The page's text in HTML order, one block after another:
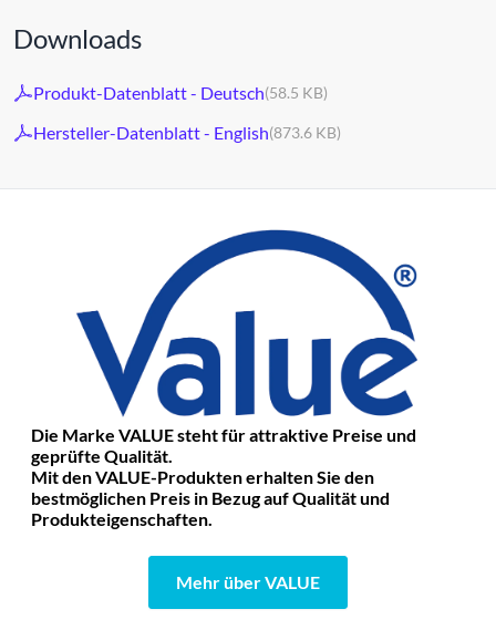
Downloads
Produkt-Datenblatt - Deutsch(58.5 KB)
Hersteller-Datenblatt - English(873.6 KB)
Die Marke VALUE steht für attraktive Preise und
geprüfte Qualität.
Mit den VALUE-Produkten erhalten Sie den
bestmöglichen Preis in Bezug auf Qualität und
Produkteigenschaften.
Mehr über VALUE